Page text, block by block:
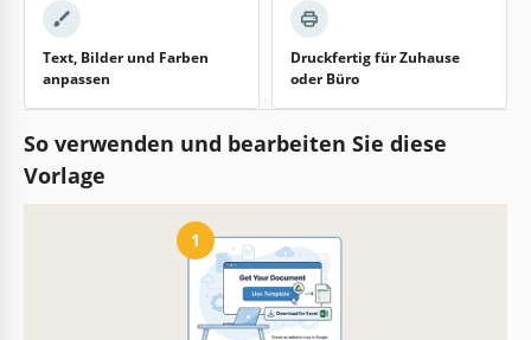
Text, Bilder und Farben
anpassen
Druckfertig für Zuhause
oder Büro
So verwenden und bearbeiten Sie diese
Vorlage
1